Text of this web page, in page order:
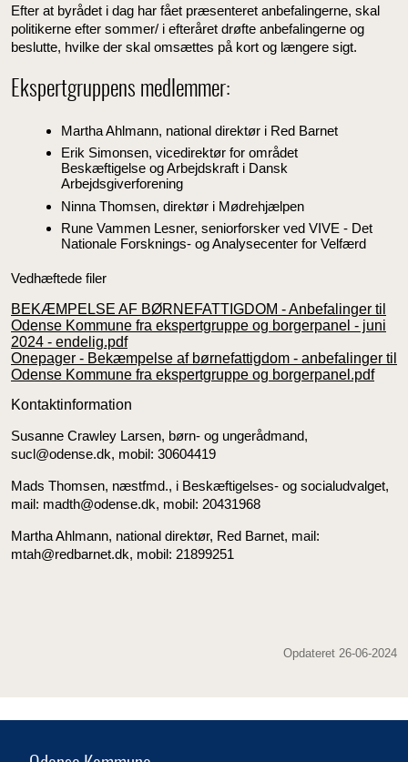
Efter at byrådet i dag har fået præsenteret anbefalingerne, skal
politikerne efter sommer/ i efteråret drøfte anbefalingerne og
beslutte, hvilke der skal omsættes på kort og længere sigt.
Ekspertgruppens medlemmer:
Martha Ahlmann, national direktør i Red Barnet
Erik Simonsen, vicedirektør for området
Beskæftigelse og Arbejdskraft i Dansk
Arbejdsgiverforening
Ninna Thomsen, direktør i Mødrehjælpen
Rune Vammen Lesner, seniorforsker ved VIVE - Det
Nationale Forsknings- og Analysecenter for Velfærd
Vedhæftede filer
BEKÆMPELSE AF BØRNEFATTIGDOM - Anbefalinger til
Odense Kommune fra ekspertgruppe og borgerpanel - juni
2024 - endelig.pdf
Onepager - Bekæmpelse af børnefattigdom - anbefalinger til
Odense Kommune fra ekspertgruppe og borgerpanel.pdf
Kontaktinformation
Susanne Crawley Larsen, børn- og ungerådmand,
sucl@odense.dk, mobil: 30604419
Mads Thomsen, næstfmd., i Beskæftigelses- og socialudvalget,
mail: madth@odense.dk, mobil: 20431968
Martha Ahlmann, national direktør, Red Barnet, mail:
mtah@redbarnet.dk, mobil: 21899251
Opdateret 26-06-2024